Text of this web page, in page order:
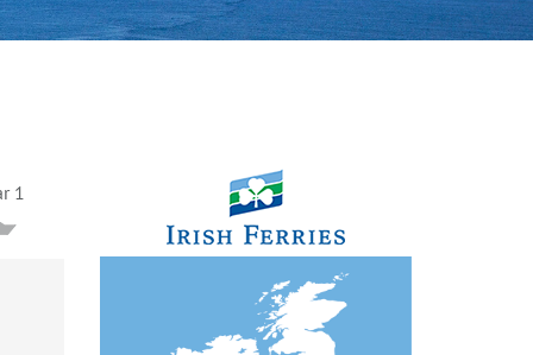
1